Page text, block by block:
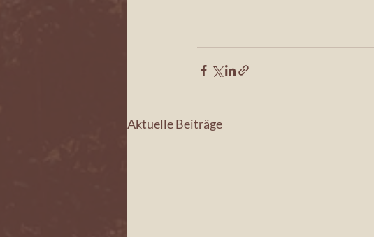
Aktuelle Beiträge